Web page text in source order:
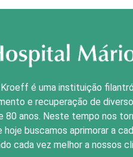
é uma instituição
e recuperação de
80 anos. Neste tempo nos
hoje buscamos aprimorar a
cada vez melhor a nossos